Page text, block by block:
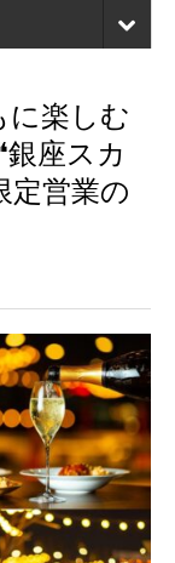
に楽しむ
座スカ
定営業の